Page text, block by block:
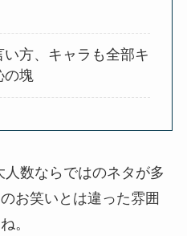
方、キャラも全部キ
の塊
数ならではのネタが多
お笑いとは違った雰囲
。